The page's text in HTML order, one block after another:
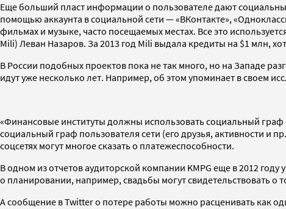
Еще больший пласт информации о пользователе дают
помощью аккаунта в социальной сети — «ВКонтакте»,
фильмах и музыке, часто посещаемых местах. Все это
Mili) Леван Назаров. За 2013 год Mili выдала кредиты на $1 млн,
В России подобных проектов пока не так много, но на Западе
идут уже несколько лет. Например, об этом упоминает в своем
«Финансовые институты должны использовать социальный
социальный граф пользователя сети (его друзья, активности и
соцсетях могут многое сказать о платежеспособности.
В одном из отчетов аудиторской компании KMPG еще в 2012
о планировании, например, свадьбы могут свидетельствовать о
А сообщение в Twitter о потере работы можно расценивать как